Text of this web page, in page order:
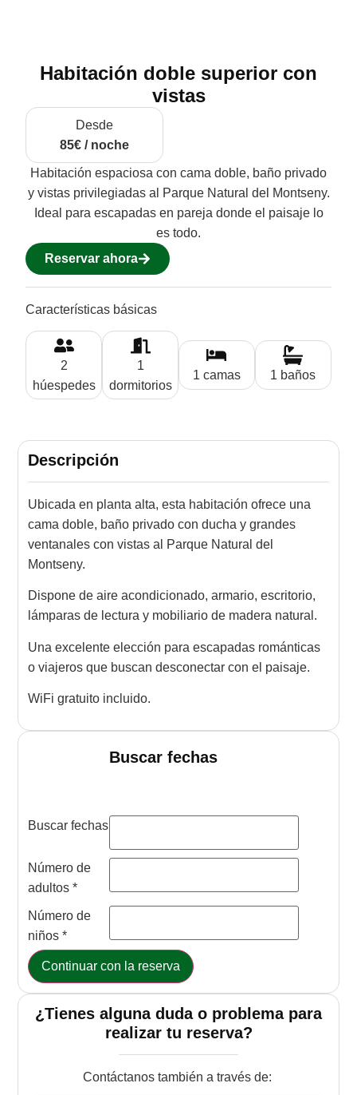
Habitación doble superior con
vistas
Desde
85€ / noche
Habitación espaciosa con cama doble, baño privado
y vistas privilegiadas al Parque Natural del Montseny.
Ideal para escapadas en pareja donde el paisaje lo
es todo.
Reservar ahora
Características básicas
2
húespedes
1
dormitorios
1 camas 1 baños
Descripción
Ubicada en planta alta, esta habitación ofrece una
cama doble, baño privado con ducha y grandes
ventanales con vistas al Parque Natural del
Montseny.
Dispone de aire acondicionado, armario, escritorio,
lámparas de lectura y mobiliario de madera natural.
Una excelente elección para escapadas románticas
o viajeros que buscan desconectar con el paisaje.
WiFi gratuito incluido.
Buscar fechas
Buscar fechas
Número de
adultos*
Número de
niños*
Continuar con la reserva
¿Tienes alguna duda o problema para
realizar tu reserva?
Contáctanos también a través de: